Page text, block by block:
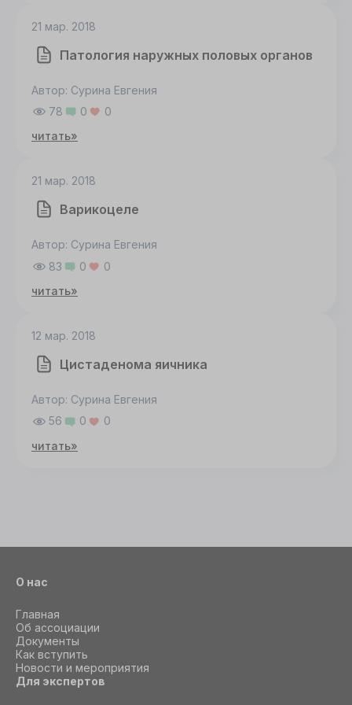
21 мар. 2018
Патология наружных половых органов
Автор: Сурина Евгения
78
0
0
читать»
21 мар. 2018
Варикоцеле
Автор: Сурина Евгения
83
0
0
читать»
12 мар. 2018
Цистаденома яичника
Автор: Сурина Евгения
56
0
0
читать»
О нас
Главная
Об ассоциации
Документы
Как вступить
Новости и мероприятия
Для экспертов
СОГЛАСИЕ